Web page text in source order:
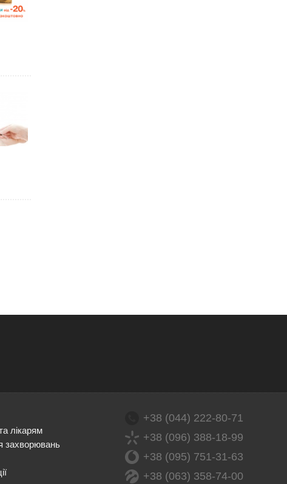
лікарям
захворювань
+38 (044) 222-80-71
+38 (096) 388-18-99
+38 (095) 751-31-63
+38 (063) 358-74-00